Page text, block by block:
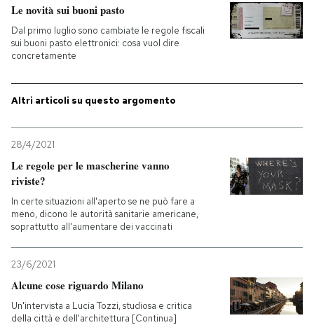
PODCAST
NEWSLETTER
I MIEI PREFERITI
AREA PERSONALE
Entra
Le novità sui buoni pasto
Dal primo luglio sono cambiate le regole fiscali
sui buoni pasto elettronici: cosa vuol dire
concretamente
Altri articoli su questo argomento
28/4/2021
Le regole per le mascherine vanno
riviste?
In certe situazioni all'aperto se ne può fare a
meno, dicono le autorità sanitarie americane,
soprattutto all'aumentare dei vaccinati
23/6/2021
Alcune cose riguardo Milano
Un'intervista a Lucia Tozzi, studiosa e critica
della città e dell'architettura [Continua]